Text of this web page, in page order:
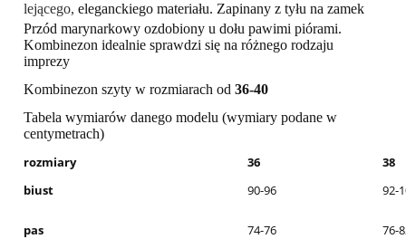
lejącego, eleganckiego materiału. Zapinany z tyłu na zamek
Przód marynarkowy ozdobiony u dołu pawimi piórami.
Kombinezon idealnie sprawdzi się na różnego rodzaju
imprezy
Kombinezon szyty w rozmiarach od 36-40
Tabela wymiarów danego modelu (wymiary podane w
centymetrach)
rozmiary 36
38
biust
90-96 92-
pas 74-76
76-